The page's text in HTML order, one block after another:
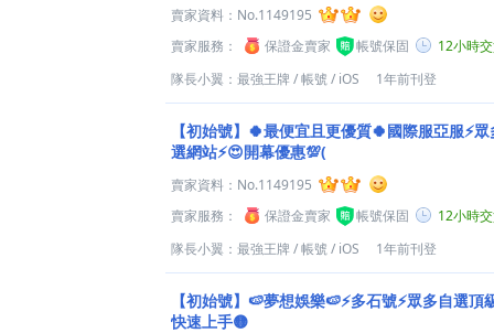
賣家資料： No.1149195
賣家服務：
保證金賣家 帳號保固
12小時
隊長小翼：最強王牌/帳號/ iOS 1年前刊登
【初始號】🍀最便宜且更優質🍀國際服亞服⚡
選網站⚡😍開幕優惠💯(
賣家資料： No.1149195
賣家服務：
保證金賣家 帳號保固
12小時
隊長小翼：最強王牌/帳號/ iOS 1年前刊登
【初始號】🍉夢想娛樂🍉⚡多石號⚡眾多自選
快速上手🟡